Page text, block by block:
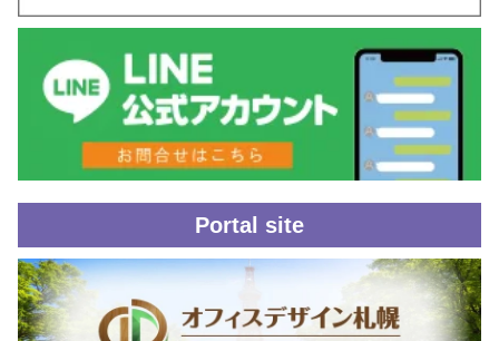
Portal site